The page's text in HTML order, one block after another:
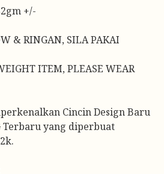
+/-
& RINGAN, SILA PAKAI
ITEM, PLEASE WEAR
Cincin Design Baru
Terbaru yang diperbuat